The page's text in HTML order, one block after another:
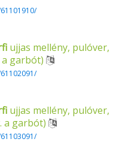
ujjas mellény, pulóver,
garbót)
ujjas mellény, pulóver,
a garbót)